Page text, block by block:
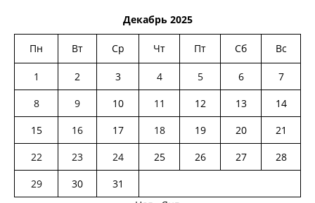
Декабрь 2025
Пн Вт Ср Чт Пт Сб Вс
1 2 3 4 5 6
7
8
9 10 11 12 13
14
15
16 17 18 19 20
21
22
23 24 25 26 27
28
29
30
31